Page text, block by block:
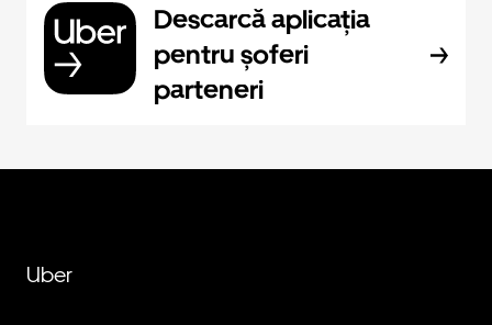
Descarcă aplicația
pentru șoferi
parteneri
Uber